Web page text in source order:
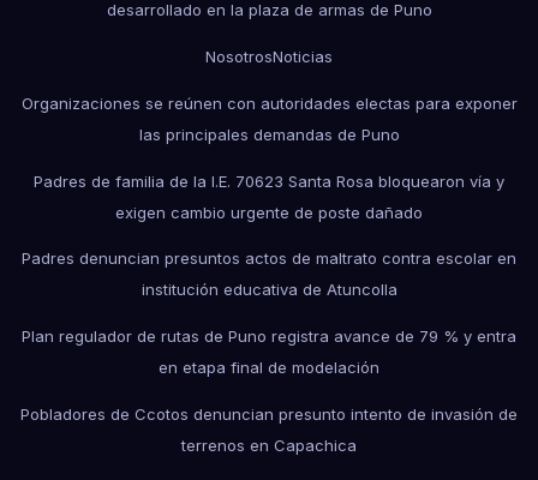
desarrollado en la plaza de armas de Puno
NosotrosNoticias
Organizaciones se reúnen con autoridades electas para exponer
las principales demandas de Puno
Padres de familia de la I.E. 70623 Santa Rosa bloquearon vía y
exigen cambio urgente de poste dañado
Padres denuncian presuntos actos de maltrato contra escolar en
institución educativa de Atuncolla
Plan regulador de rutas de Puno registra avance de 79 % y entra
en etapa final de modelación
Pobladores de Ccotos denuncian presunto intento de invasión de
terrenos en Capachica